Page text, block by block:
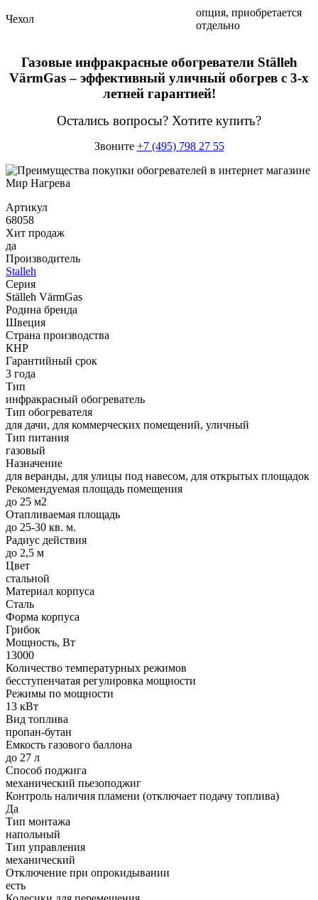
Чехол
опция, приобретается
отдельно
Газовые инфракрасные обогреватели Ställeh
VärmGas – эффективный уличный обогрев с 3-х
летней гарантией!
Остались вопросы? Хотите купить?
Звоните +7 (495) 798 27 55
Артикул
68058
Хит продаж
да
Производитель
Stalleh
Серия
Ställeh VärmGas
Родина бренда
Швеция
Страна производства
КНР
Гарантийный срок
3 года
Тип
инфракрасный обогреватель
Тип обогревателя
для дачи, для коммерческих помещений, уличный
Тип питания
газовый
Назначение
для веранды, для улицы под навесом, для открытых площадок
Рекомендуемая площадь помещения
до 25 м2
Отапливаемая площадь
до 25-30 кв. м.
Радиус действия
до 2,5 м
Цвет
стальной
Материал корпуса
Сталь
Форма корпуса
Грибок
Мощность, Вт
13000
Количество температурных режимов
бесступенчатая регулировка мощности
Режимы по мощности
13 кВт
Вид топлива
пропан-бутан
Емкость газового баллона
до 27 л
Способ поджига
механический пьезоподжиг
Контроль наличия пламени (отключает подачу топлива)
Да
Тип монтажа
напольный
Тип управления
механический
Отключение при опрокидывании
есть